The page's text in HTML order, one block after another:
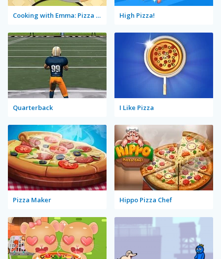
Cooking with Emma: Pizza Margherita Vegan High Pizza!
Quarterback I Like Pizza
Pizza Maker Hippo Pizza Chef